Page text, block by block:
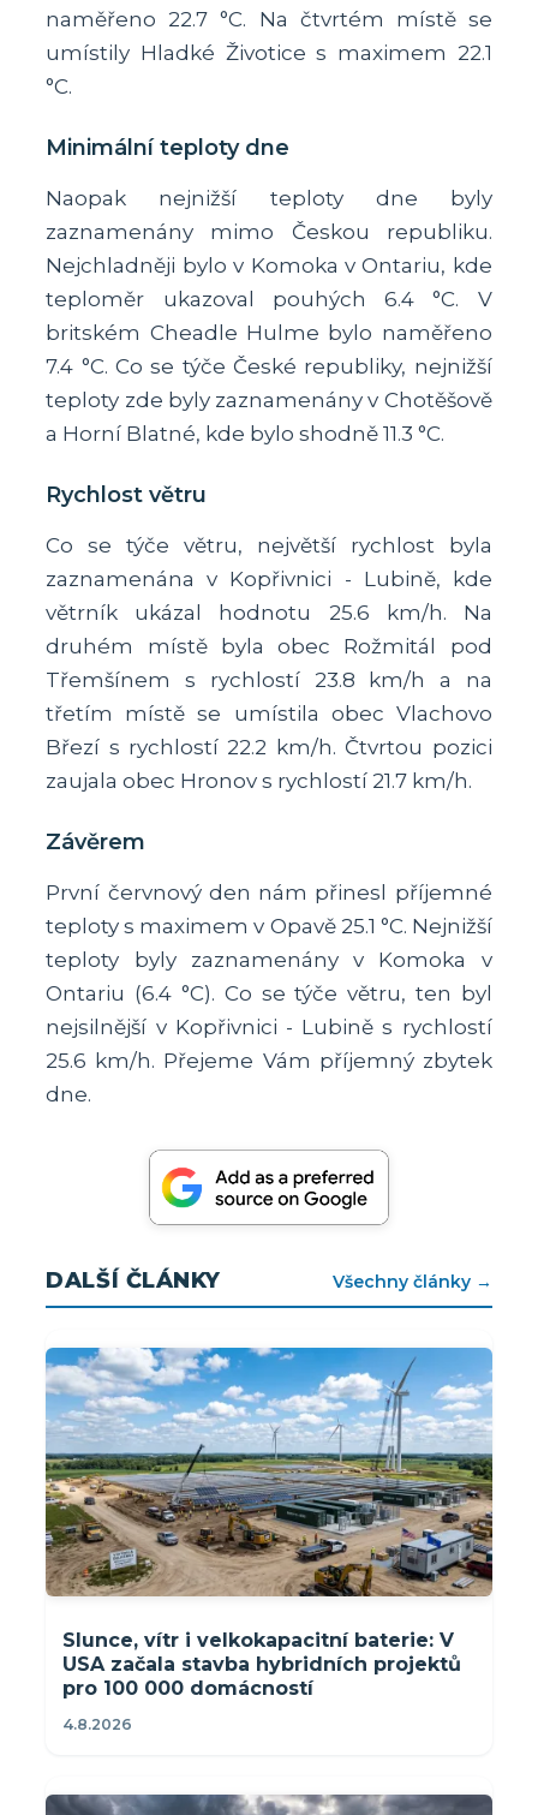
naměřeno 22.7 °C. Na čtvrtém místě se
umístily Hladké Životice s maximem 22.1
°C.
Minimální teploty dne
Naopak nejnižší teploty dne byly
zaznamenány mimo Českou republiku.
Nejchladněji bylo v Komoka v Ontariu, kde
teploměr ukazoval pouhých 6.4 °C. V
britském Cheadle Hulme bylo naměřeno
7.4 °C. Co se týče České republiky, nejnižší
teploty zde byly zaznamenány v Chotěšově
a Horní Blatné, kde bylo shodně 11.3 °C.
Rychlost větru
Co se týče větru, největší rychlost byla
zaznamenána v Kopřivnici - Lubině, kde
větrník ukázal hodnotu 25.6 km/h. Na
druhém místě byla obec Rožmitál pod
Třemšínem s rychlostí 23.8 km/h a na
třetím místě se umístila obec Vlachovo
Březí s rychlostí 22.2 km/h. Čtvrtou pozici
zaujala obec Hronov s rychlostí 21.7 km/h.
Závěrem
První červnový den nám přinesl příjemné
teploty s maximem v Opavě 25.1 °C. Nejnižší
teploty byly zaznamenány v Komoka v
Ontariu (6.4 °C). Co se týče větru, ten byl
nejsilnější v Kopřivnici - Lubině s rychlostí
25.6 km/h. Přejeme Vám příjemný zbytek
dne.
DALŠÍ ČLÁNKY Všechny články →
Slunce, vítr i velkokapacitní baterie: V
USA začala stavba hybridních projektů
pro 100 000 domácností
4.8.2026